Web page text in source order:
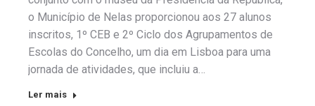
o Município de Nelas proporcionou aos 27 alunos
inscritos, 1º CEB e 2º Ciclo dos Agrupamentos de
Escolas do Concelho, um dia em Lisboa para uma
jornada de atividades, que incluiu a…
Ler mais